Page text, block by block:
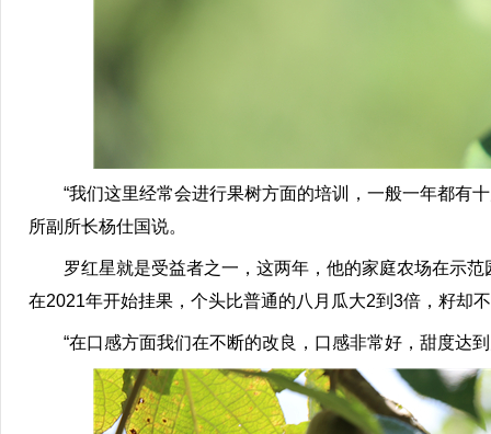
“我们这里经常会进行果树方面的培训，一般一年都有十
所副所长杨仕国说。
罗红星就是受益者之一，这两年，他的家庭农场在示范
在2021年开始挂果，个头比普通的八月瓜大2到3倍，籽却
“在口感方面我们在不断的改良，口感非常好，甜度达到